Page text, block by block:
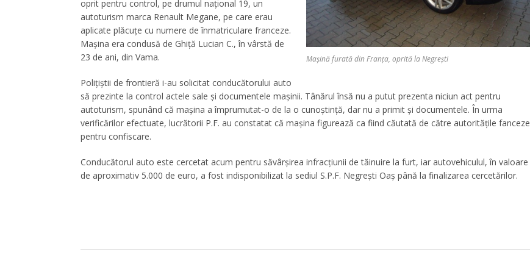
Mașină furată din Franța, oprită la Negrești
oprit pentru control, pe drumul național 19, un
autoturism marca Renault Megane, pe care erau
aplicate plăcuțe cu numere de înmatriculare franceze.
Mașina era condusă de Ghiță Lucian C., în vârstă de
23 de ani, din Vama.
Polițiștii de frontieră i-au solicitat conducătorului auto
să prezinte la control actele sale și documentele mașinii. Tânărul însă nu a putut prezenta niciun act pentru
autoturism, spunând că mașina a împrumutat-o de la o cunoștință, dar nu a primit și documentele. În urma
verificărilor efectuate, lucrătorii P.F. au constatat că mașina figurează ca fiind căutată de către autoritățile fanceze
pentru confiscare.
Conducătorul auto este cercetat acum pentru săvârșirea infracțiunii de tăinuire la furt, iar autovehiculul, în valoare
de aproximativ 5.000 de euro, a fost indisponibilizat la sediul S.P.F. Negrești Oaș până la finalizarea cercetărilor.